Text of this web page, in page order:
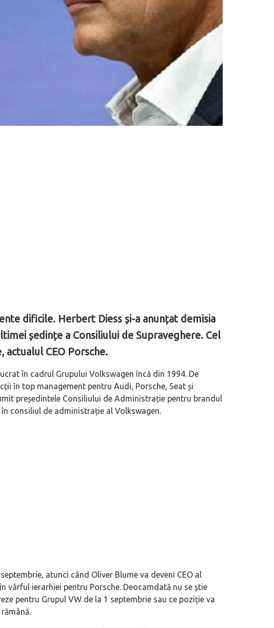
dificile. Herbert Diess și-a anunțat demisia
ședințe a Consiliului de Supraveghere. Cel
actualul CEO Porsche.
în cadrul Grupului Volkswagen încă din 1994. De
în top management pentru Audi, Porsche, Seat și
președintele Consiliului de Administrație pentru brandul
consiliul de administrație al Volkswagen.
atunci când Oliver Blume va deveni CEO al
vârful ierarhiei pentru Porsche. Deocamdată nu se știe
pentru Grupul VW de la 1 septembrie sau ce poziție va